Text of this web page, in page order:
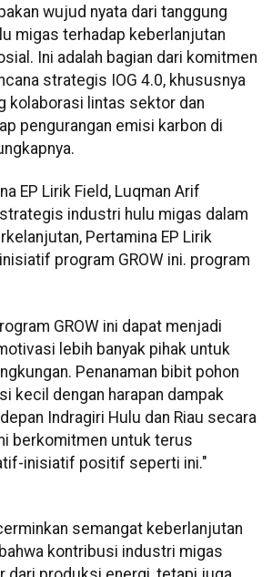
wujud nyata dari tanggung
migas terhadap keberlanjutan
Ini adalah bagian dari komitmen
strategis IOG 4.0, khususnya
kolaborasi lintas sektor dan
pengurangan emisi karbon di
EP Lirik Field, Luqman Arif
industri hulu migas dalam
Pertamina EP Lirik
program GROW ini. program
GROW ini dapat menjadi
lebih banyak pihak untuk
Penanaman bibit pohon
kecil dengan harapan dampak
Indragiri Hulu dan Riau secara
berkomitmen untuk terus
inisiatif positif seperti ini."
semangat keberlanjutan
kontribusi industri migas